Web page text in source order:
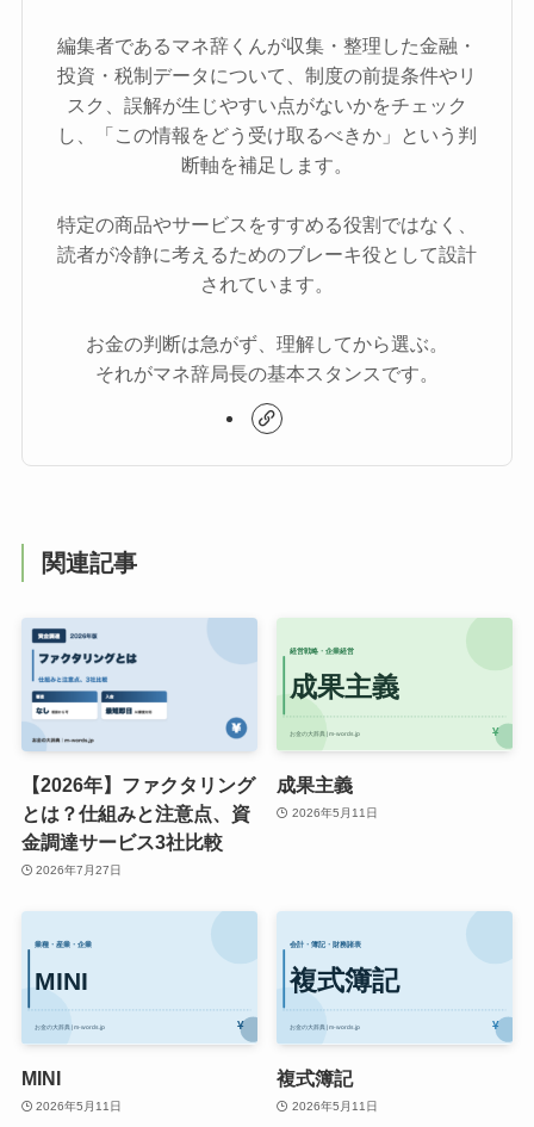
編集者であるマネ辞くんが収集・整理した金融・
投資・税制データについて、制度の前提条件やリ
スク、誤解が生じやすい点がないかをチェック
し、「この情報をどう受け取るべきか」という判
断軸を補足します。
特定の商品やサービスをすすめる役割ではなく、
読者が冷静に考えるためのブレーキ役として設計
されています。
お金の判断は急がず、理解してから選ぶ。
それがマネ辞局長の基本スタンスです。
関連記事
【2026年】ファクタリング
とは？仕組みと注意点、資
金調達サービス3社比較
2026年7月27日
成果主義
2026年5月11日
MINI
2026年5月11日
複式簿記
2026年5月11日